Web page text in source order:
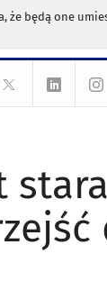
będą one